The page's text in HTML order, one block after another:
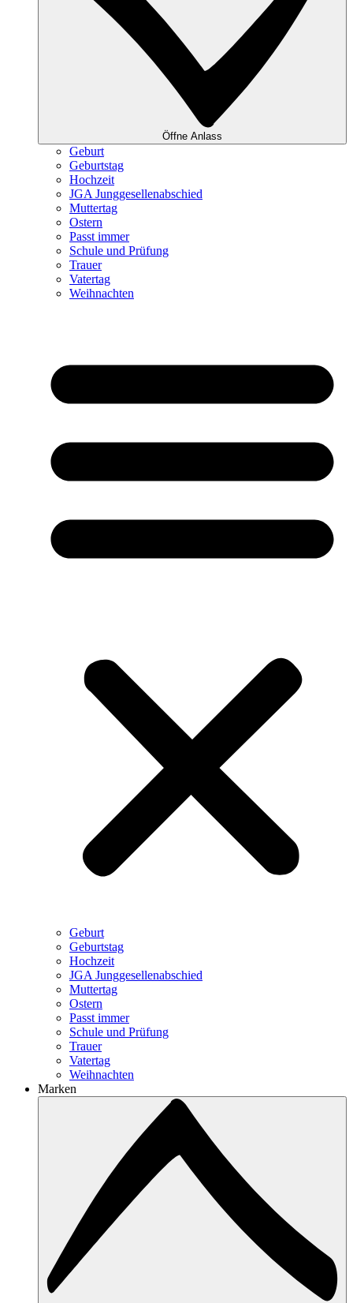
Öffne Anlass
Geburt
Geburtstag
Hochzeit
JGA Junggesellenabschied
Muttertag
Ostern
Passt immer
Schule und Prüfung
Trauer
Vatertag
Weihnachten
Geburt
Geburtstag
Hochzeit
JGA Junggesellenabschied
Muttertag
Ostern
Passt immer
Schule und Prüfung
Trauer
Vatertag
Weihnachten
Marken